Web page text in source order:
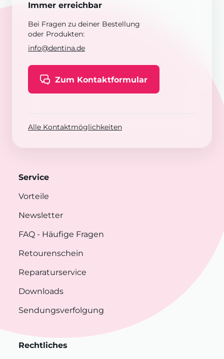
Immer erreichbar
Bei Fragen zu deiner Bestellung
oder Produkten:
info@dentina.de
Zum Kontaktformular
Alle Kontaktmöglichkeiten
Service
Vorteile
Newsletter
FAQ - Häufige Fragen
Retourenschein
Reparaturservice
Downloads
Sendungsverfolgung
Rechtliches